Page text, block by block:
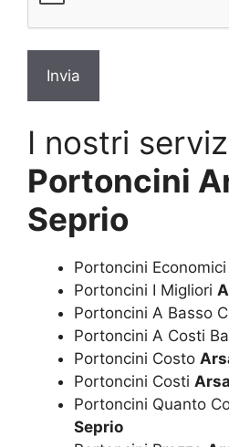
I nostri
Portoncini
Seprio
Portoncini Economici
Portoncini I Migliori
Portoncini A Basso
Portoncini A Costi
Portoncini Costo
Portoncini Costi
Portoncini Quanto
Seprio